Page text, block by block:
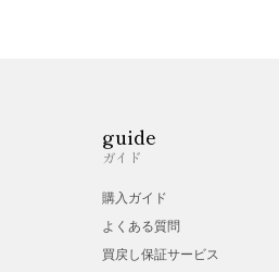
guide
ガイド
購入ガイド
よくある質問
買戻し保証サービス